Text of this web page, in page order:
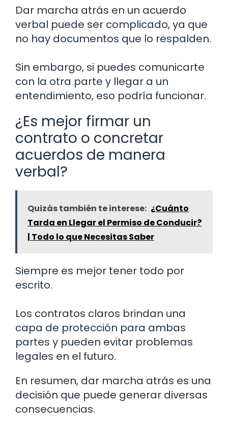
Dar marcha atrás en un acuerdo
verbal puede ser complicado, ya que
no hay documentos que lo respalden.
Sin embargo, si puedes comunicarte
con la otra parte y llegar a un
entendimiento, eso podría funcionar.
¿Es mejor firmar un
contrato o concretar
acuerdos de manera
verbal?
Quizás también te interese: ¿Cuánto
Tarda en Llegar el Permiso de Conducir?
| Todo lo que Necesitas Saber
Siempre es mejor tener todo por
escrito.
Los contratos claros brindan una
capa de protección para ambas
partes y pueden evitar problemas
legales en el futuro.
En resumen, dar marcha atrás es una
decisión que puede generar diversas
consecuencias.